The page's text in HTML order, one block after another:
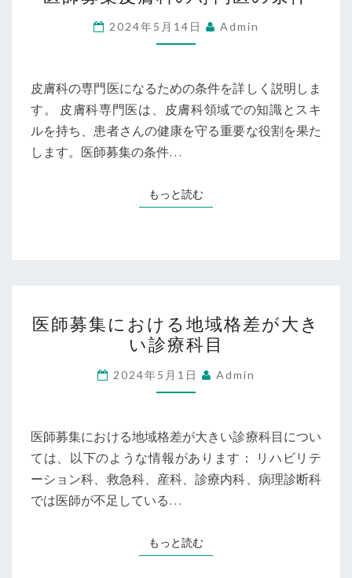
募
集
膚
科
の
医
の
2024年5月14日 Admin
皮膚科の専門医になるための条件を詳しく説明しま
す。 皮膚科専門医は、皮膚科領域での知識とスキ
ルを持ち、患者さんの健康を守る重要な役割を果た
します。医師募集の条件…
もっと読むもっと読む
師
募
集
に
け
る
地
差
医師募集における地域格差が大き
い診療科目
2024年5月1日 Admin
医師募集における地域格差が大きい診療科目につい
ては、以下のような情報があります： リハビリテ
ーション科、救急科、産科、診療内科、病理診断科
では医師が不足している…
もっと読むもっと読む